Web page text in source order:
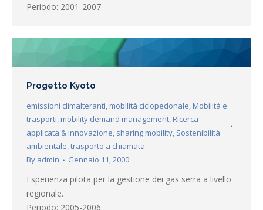
Periodo: 2001-2007
Progetto Kyoto
emissioni climalteranti, mobilità ciclopedonale, Mobilità e
trasporti, mobility demand management, Ricerca
applicata & innovazione, sharing mobility, Sostenibilità
ambientale,trasporto a chiamata
By admin Gennaio 11, 2000
Esperienza pilota per la gestione dei gas serra a livello
regionale.
Periodo: 2005-2006